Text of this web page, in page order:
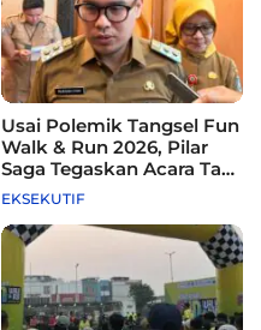
Usai Polemik Tangsel Fun
Walk & Run 2026, Pilar
Saga Tegaskan Acara Tak
Difasilitasi Pemkot
EKSEKUTIF